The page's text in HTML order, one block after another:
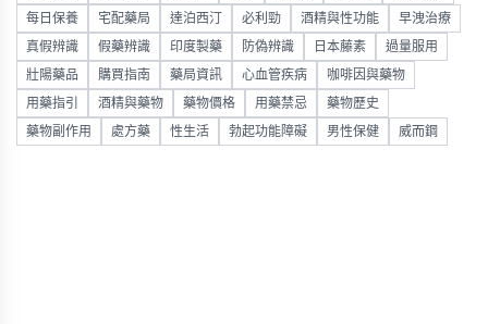
每日保養 宅配藥局 達泊西汀 必利勁 酒精與性功能 早洩治療
真假辨識 假藥辨識 印度製藥 防偽辨識 日本藤素 過量服用
壯陽藥品 購買指南 藥局資訊 心血管疾病 咖啡因與藥物
用藥指引 酒精與藥物 藥物價格 用藥禁忌 藥物歷史
藥物副作用 處方藥 性生活 勃起功能障礙 男性保健 威而鋼